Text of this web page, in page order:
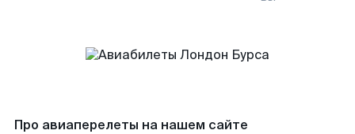
Про авиаперелеты на нашем сайте